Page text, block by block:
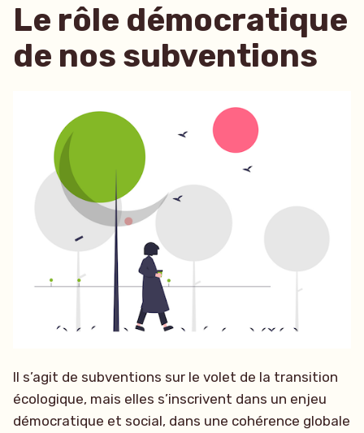
Le rôle démocratique
de nos subventions
Il s’agit de subventions sur le volet de la transition
écologique, mais elles s’inscrivent dans un enjeu
démocratique et social, dans une cohérence globale